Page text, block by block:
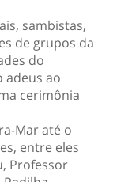
sambistas,
de grupos da
do
ao
cerimônia
Mar até o
entre eles
Professor